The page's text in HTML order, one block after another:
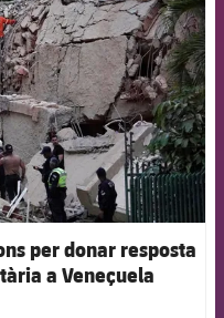
per donar resposta
a Veneçuela